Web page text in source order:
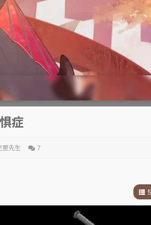
症
屋先生 7
1.